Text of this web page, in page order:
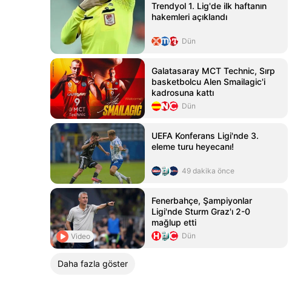
Trendyol 1. Lig'de ilk haftanın
hakemleri açıklandı
Dün
Galatasaray MCT Technic, Sırp
basketbolcu Alen Smailagic'i
kadrosuna kattı
Dün
UEFA Konferans Ligi'nde 3.
eleme turu heyecanı!
49 dakika önce
Video
Fenerbahçe, Şampiyonlar
Ligi'nde Sturm Graz'ı 2-0
mağlup etti
Dün
Daha fazla göster